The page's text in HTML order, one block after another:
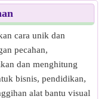
cara unik dan
pecahan,
dan menghitung
bisnis, pendidikan,
alat bantu visual